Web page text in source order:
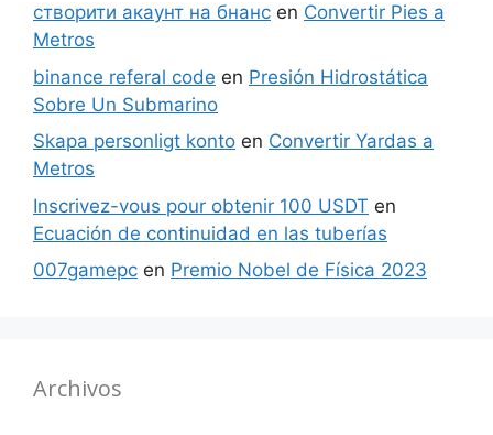
створити акаунт на бнанс en Convertir Pies a
Metros
binance referal code en Presión Hidrostática
Sobre Un Submarino
Skapa personligt konto en Convertir Yardas a
Metros
Inscrivez-vous pour obtenir 100 USDT en
Ecuación de continuidad en las tuberías
007gamepc en Premio Nobel de Física 2023
Archivos